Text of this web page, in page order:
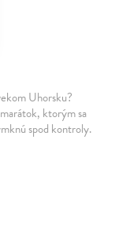
Uhorsku?
ktorým sa
spod kontroly.